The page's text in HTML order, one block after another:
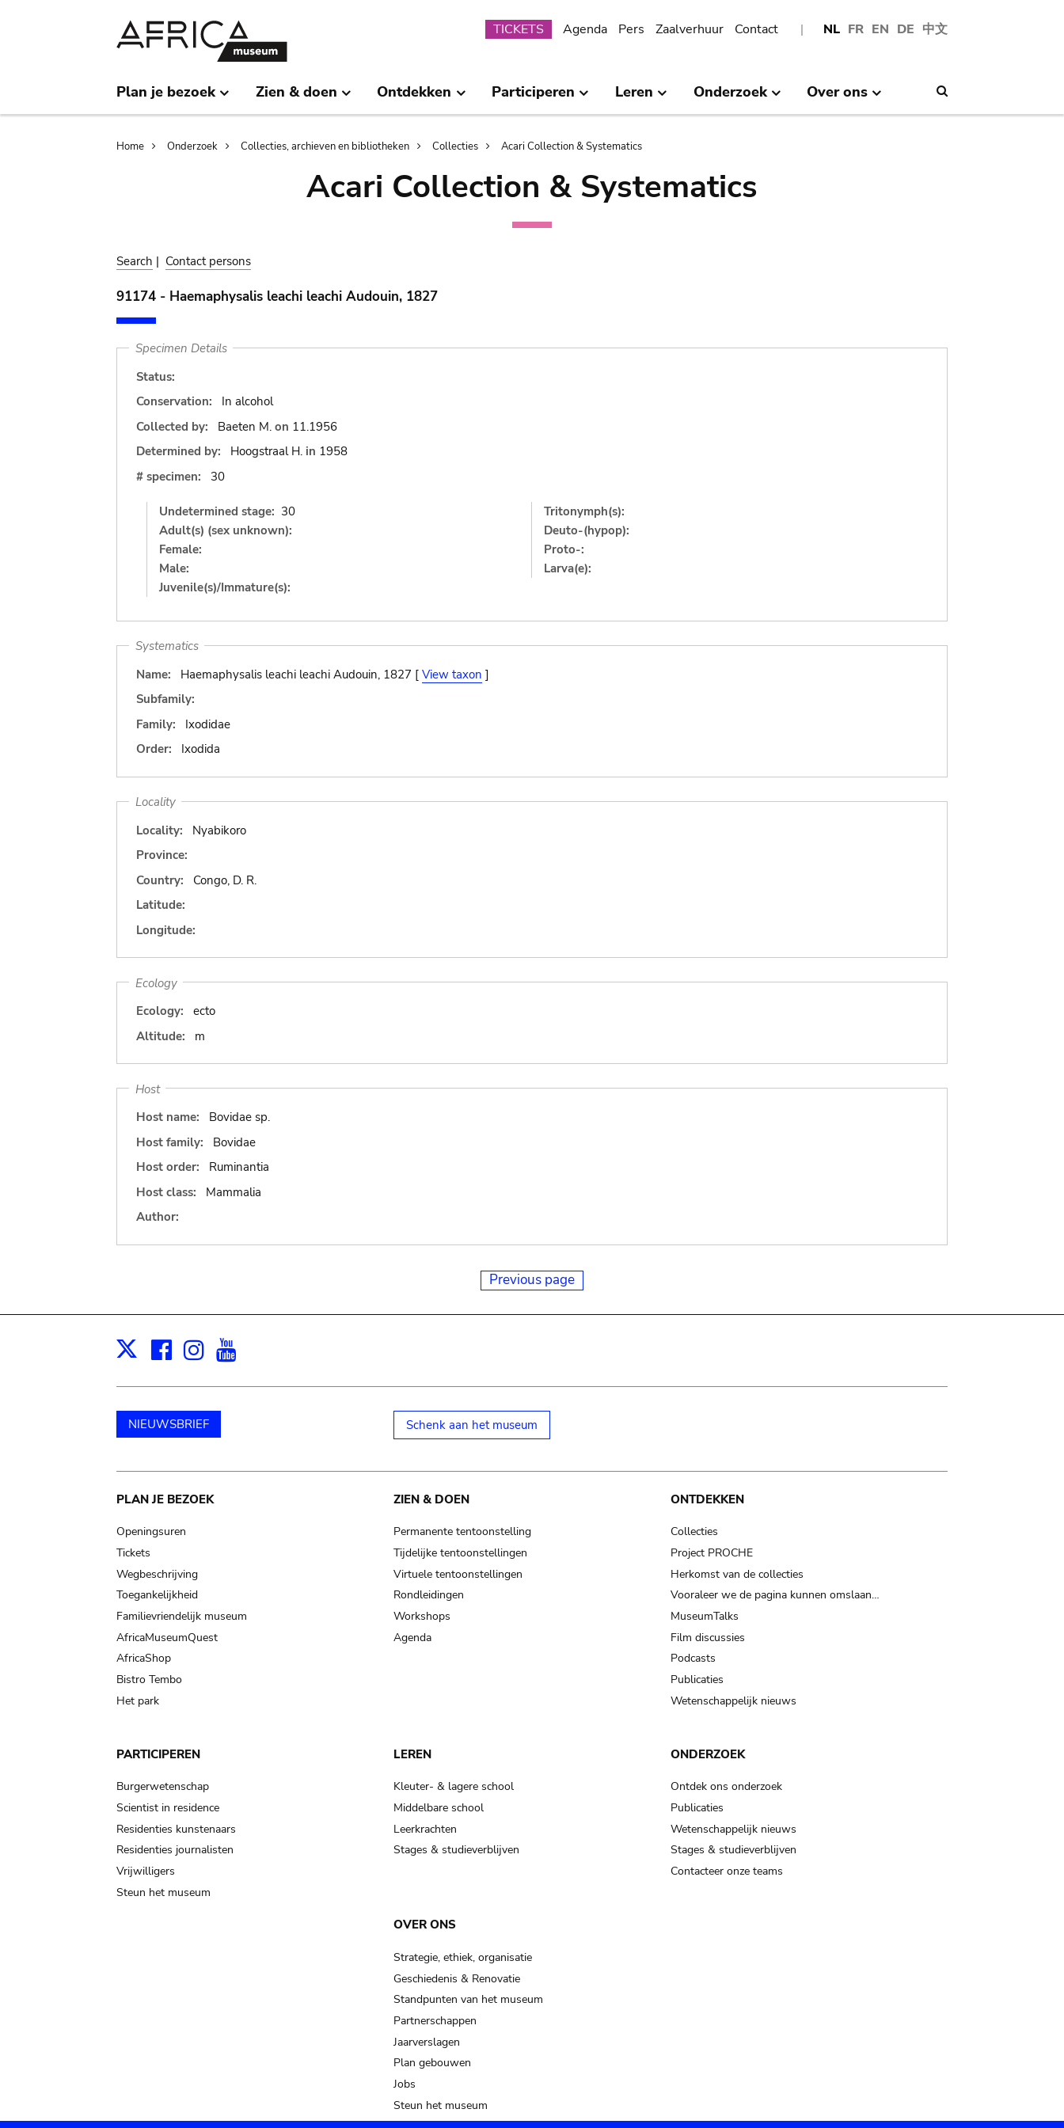
NL FR EN DE 中文
Submenu
TICKETS Agenda Pers Zaalverhuur Contact
Plan je bezoek Zien & doen Ontdekken Participeren Leren Onderzoek Over ons
Breadcrumb
Home Onderzoek Collecties, archieven en bibliotheken Collecties Acari Collection & Systematics
Acari Collection & Systematics
Search | Contact persons
91174 - Haemaphysalis leachi leachi Audouin, 1827
Specimen Details
Status:
Conservation:
In alcohol
Collected by:
Baeten M. on 11.1956
Determined by:
Hoogstraal H. in 1958
# specimen:
30
Undetermined stage: 30
Adult(s) (sex unknown):
Female:
Male:
Juvenile(s)/Immature(s):
Tritonymph(s):
Deuto-(hypop):
Proto-:
Larva(e):
Systematics
Name:
Haemaphysalis leachi leachi Audouin, 1827 [ View taxon ]
Subfamily:
Family:
Ixodidae
Order:
Ixodida
Locality
Locality:
Nyabikoro
Province:
Country:
Congo, D. R.
Latitude:
Longitude:
Ecology
Ecology:
ecto
Altitude:
m
Host
Host name:
Bovidae sp.
Host family:
Bovidae
Host order:
Ruminantia
Host class:
Mammalia
Author:
Previous page
X Facebook
Instagram
NIEUWSBRIEF Schenk aan het museum
Main
navigation
PLAN JE BEZOEK
Openingsuren
Tickets
Wegbeschrijving
Toegankelijkheid
Familievriendelijk museum
AfricaMuseumQuest
AfricaShop
Bistro Tembo
Het park
ZIEN & DOEN
Permanente tentoonstelling
Tijdelijke tentoonstellingen
Virtuele tentoonstellingen
Rondleidingen
Workshops
Agenda
ONTDEKKEN
Collecties
Project PROCHE
Herkomst van de collecties
Vooraleer we de pagina kunnen omslaan…
MuseumTalks
Film discussies
Podcasts
Publicaties
Wetenschappelijk nieuws
PARTICIPEREN
Burgerwetenschap
Scientist in residence
Residenties kunstenaars
Residenties journalisten
Vrijwilligers
Steun het museum
LEREN
Kleuter- & lagere school
Middelbare school
Leerkrachten
Stages & studieverblijven
ONDERZOEK
Ontdek ons onderzoek
Publicaties
Wetenschappelijk nieuws
Stages & studieverblijven
Contacteer onze teams
OVER ONS
Strategie, ethiek, organisatie
Geschiedenis & Renovatie
Standpunten van het museum
Partnerschappen
Jaarverslagen
Plan gebouwen
Jobs
Steun het museum